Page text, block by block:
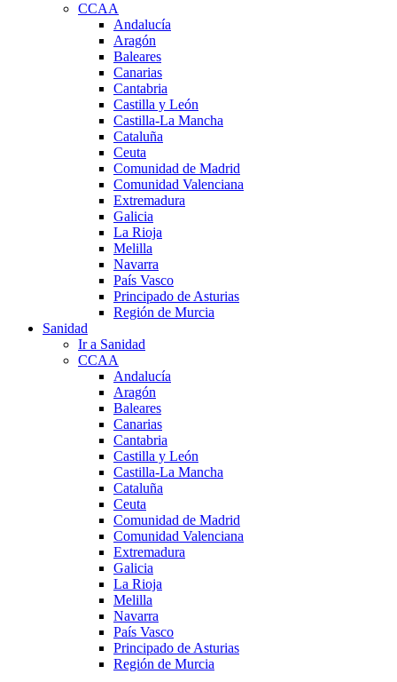
CCAA
Andalucía
Aragón
Baleares
Canarias
Cantabria
Castilla y León
Castilla-La Mancha
Cataluña
Ceuta
Comunidad de Madrid
Comunidad Valenciana
Extremadura
Galicia
La Rioja
Melilla
Navarra
País Vasco
Principado de Asturias
Región de Murcia
Sanidad
Ir a Sanidad
CCAA
Andalucía
Aragón
Baleares
Canarias
Cantabria
Castilla y León
Castilla-La Mancha
Cataluña
Ceuta
Comunidad de Madrid
Comunidad Valenciana
Extremadura
Galicia
La Rioja
Melilla
Navarra
País Vasco
Principado de Asturias
Región de Murcia